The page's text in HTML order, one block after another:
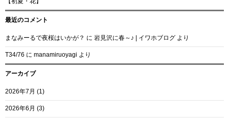
最近のコメント
まなみーるで夜桜はいかが？ に 岩見沢に春～♪ | イワホブログ より
T34/76 に manamiruoyagi より
アーカイブ
2026年7月 (1)
2026年6月 (3)